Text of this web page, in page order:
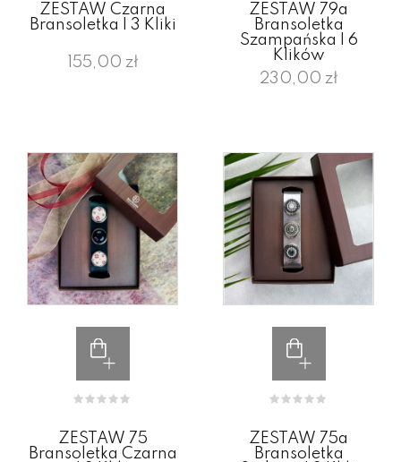
ZESTAW Czarna
Bransoletka I 3 Kliki
155,00 zł
ZESTAW 79a
Bransoletka
Szampańska I 6
Klików
230,00 zł
ZESTAW 75
Bransoletka Czarna
ZESTAW 75a
Bransoletka